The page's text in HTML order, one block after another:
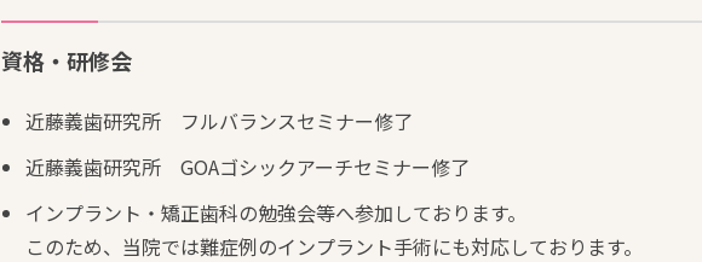
資格・研修会
近藤義歯研究所 フルバランスセミナー修了
近藤義歯研究所 GOAゴシックアーチセミナー修了
インプラント・矯正歯科の勉強会等へ参加しております。
このため、当院では難症例のインプラント手術にも対応しております。